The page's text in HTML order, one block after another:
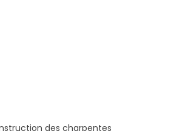
des charpentes